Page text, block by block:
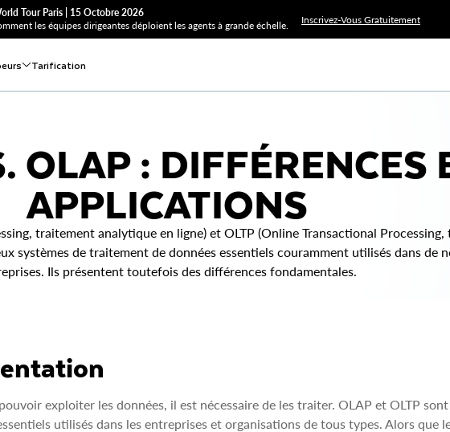
Tour Paris | 15 Octobre 2026
les équipes dirigeantes déploient les agents à grande échelle.
Inscrivez-Vous Gratuitement
Tarification
OLAP : DIFFÉRENCES
APPLICATIONS
traitement analytique en ligne) et OLTP (Online Transactional
systèmes de traitement de données essentiels couramment utilisés dans de
Ils présentent toutefois des différences fondamentales.
exploiter les données, il est nécessaire de les traiter. OLAP et OLTP
utilisés dans les entreprises et organisations de tous types. Alors que